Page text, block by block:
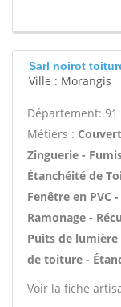
Sarl noirot
Ville : Morangis
Département: 91
Métiers :
Zinguerie -
Étanchéité de
Fenêtre en PVC
Ramonage -
Puits de lumière
de toiture -
Voir la fiche